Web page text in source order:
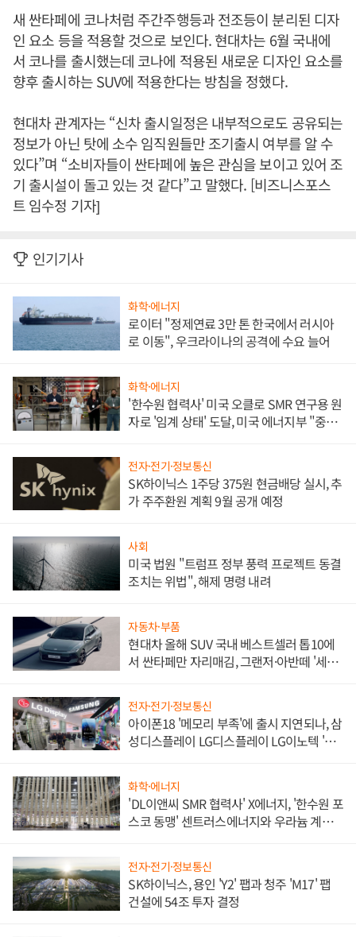
새 싼타페에 코나처럼 주간주행등과 전조등이 분리된 디자
인 요소 등을 적용할 것으로 보인다. 현대차는 6월 국내에
서 코나를 출시했는데 코나에 적용된 새로운 디자인 요소를
향후 출시하는 SUV에 적용한다는 방침을 정했다.
현대차 관계자는 “신차 출시일정은 내부적으로도 공유되는
정보가 아닌 탓에 소수 임직원들만 조기출시 여부를 알 수
있다”며 “소비자들이 싼타페에 높은 관심을 보이고 있어 조
기 출시설이 돌고 있는 것 같다”고 말했다. [비즈니스포스
트 임수정 기자]
인기기사
화학·에너지
로이터 "정제연료 3만 톤 한국에서 러시아
로 이동", 우크라이나의 공격에 수요 늘어
화학·에너지
'한수원 협력사' 미국 오클로 SMR 연구용 원
자로 '임계 상태' 도달, 미국 에너지부 "중요
전자·전기·정보통신
SK하이닉스 1주당 375원 현금배당 실시, 추
가 주주환원 계획 9월 공개 예정
사회
미국 법원 "트럼프 정부 풍력 프로젝트 동결
조치는 위법", 해제 명령 내려
자동차·부품
현대차 올해 SUV 국내 베스트셀러 톱10에
서 싼타페만 자리매김, 그랜저·아반떼 '세단
전자·전기·정보통신
아이폰18 '메모리 부족'에 출시 지연되나, 삼
성디스플레이 LG디스플레이 LG이노텍 '탈
화학·에너지
'DL이앤씨 SMR 협력사' X에너지, '한수원 포
스코 동맹' 센트러스에너지와 우라늄 계약
전자·전기·정보통신
SK하이닉스, 용인 'Y2' 팹과 청주 'M17' 팹
건설에 54조 투자 결정